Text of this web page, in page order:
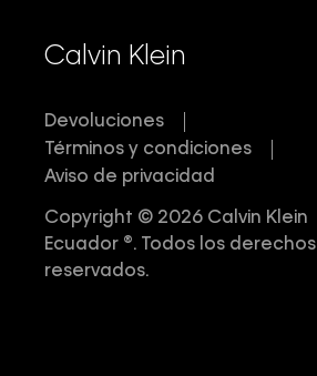
Calvin Klein
Devoluciones
Términos y condiciones
Aviso de privacidad
Copyright © 2026 Calvin Klein
Ecuador ®. Todos los derechos
reservados.